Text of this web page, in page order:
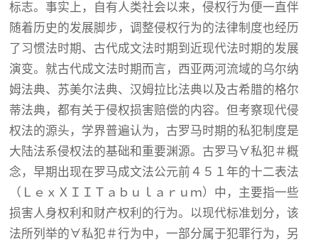
标志。事实上，自有人类社会以来，侵权行为便一直伴
随着历史的发展脚步，调整侵权行为的法律制度也经历
了习惯法时期、古代成文法时期到近现代法时期的发展
演变。就古代成文法时期而言，西亚两河流域的乌尔纳
姆法典、苏美尔法典、汉姆拉比法典以及古希腊的格尔
蒂法典，都有关于侵权损害赔偿的内容。但考察现代侵
权法的源头，学界普遍认为，古罗马时期的私犯制度是
大陆法系侵权法的基础和重要渊源。古罗马∀私犯＃概
念，早期出现在罗马成文法公元前４５１年的十二表法
（ＬｅｘＸＩＩＴａｂｕｌａｒｕｍ）中，主要指一些
损害人身权利和财产权利的行为。以现代标准划分，该
法所列举的∀私犯＃行为中，一部分属于犯罪行为，另